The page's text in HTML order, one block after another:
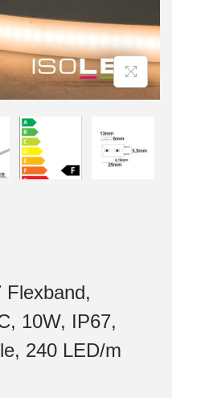
Flexband,
10W, IP67,
240 LED/m